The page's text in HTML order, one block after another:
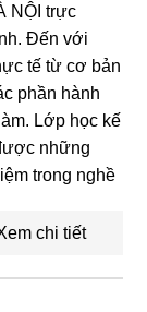
NỘI trực
Đến với
tế từ cơ bản
phần hành
Lớp học kế
những
trong nghề
chi tiết